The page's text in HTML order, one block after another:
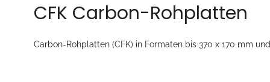
CFK Carbon-Rohplatten
Carbon-Rohplatten (CFK) in Formaten bis 370 x 170 mm